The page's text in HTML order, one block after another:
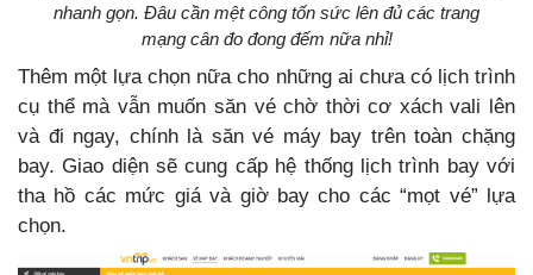
nhanh gọn. Đâu cần mệt công tốn sức lên đủ các trang
mạng cân đo đong đếm nữa nhỉ!
Thêm một lựa chọn nữa cho những ai chưa có lịch trình
cụ thể mà vẫn muốn săn vé chờ thời cơ xách vali lên
và đi ngay, chính là săn vé máy bay trên toàn chặng
bay. Giao diện sẽ cung cấp hệ thống lịch trình bay với
tha hồ các mức giá và giờ bay cho các “mọt vé” lựa
chọn.